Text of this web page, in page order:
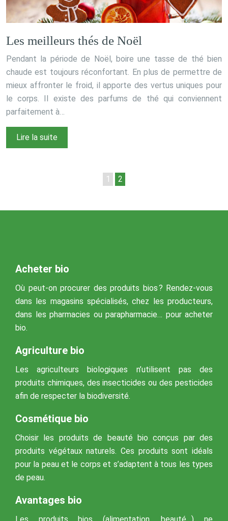
Les meilleurs thés de Noël
Pendant la période de Noël, boire une tasse de thé bien
chaude est toujours réconfortant. En plus de permettre de
mieux affronter le froid, il apporte des vertus uniques pour
le corps. Il existe des parfums de thé qui conviennent
parfaitement à…
Lire la suite
1 2
Acheter bio
Où peut-on procurer des produits bios ? Rendez-vous
dans les magasins spécialisés, chez les producteurs,
dans les pharmacies ou parapharmacie… pour acheter
bio.
Agriculture bio
Les agriculteurs biologiques n’utilisent pas des
produits chimiques, des insecticides ou des pesticides
afin de respecter la biodiversité.
Cosmétique bio
Choisir les produits de beauté bio conçus par des
produits végétaux naturels. Ces produits sont idéals
pour la peau et le corps et s’adaptent à tous les types
de peau.
Avantages bio
Les produits bios (alimentation, beauté…) ne